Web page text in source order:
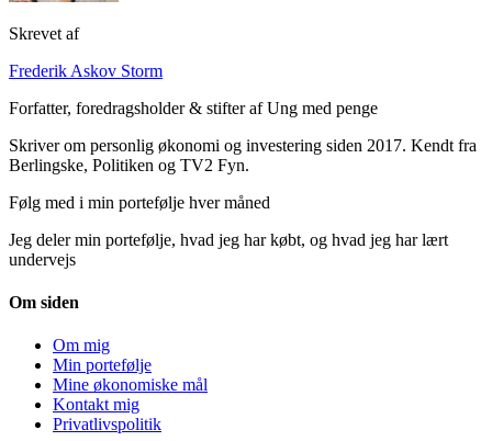
Skrevet af
Frederik Askov Storm
Forfatter, foredragsholder & stifter af Ung med penge
Skriver om personlig økonomi og investering siden 2017. Kendt fra
Berlingske, Politiken og TV2 Fyn.
Følg med i min portefølje hver måned
Jeg deler min portefølje, hvad jeg har købt, og hvad jeg har lært
undervejs
Om siden
Om mig
Min portefølje
Mine økonomiske mål
Kontakt mig
Privatlivspolitik